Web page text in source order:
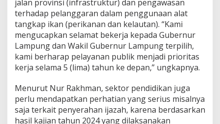
jalan provinsi (infrastruktur) dan pengawasan
terhadap pelanggaran dalam penggunaan alat
tangkap ikan (perikanan dan kelautan). “Kami
mengucapkan selamat bekerja kepada Gubernur
Lampung dan Wakil Gubernur Lampung terpilih,
kami berharap pelayanan publik menjadi prioritas
kerja selama 5 (lima) tahun ke depan,” ungkapnya.
Menurut Nur Rakhman, sektor pendidikan juga
perlu mendapatkan perhatian yang serius misalnya
saja terkait penyerahan ijazah, karena berdasarkan
hasil kajian tahun 2024 yang dilaksanakan